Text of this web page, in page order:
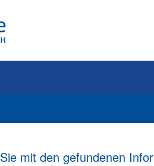
mit den gefundenen